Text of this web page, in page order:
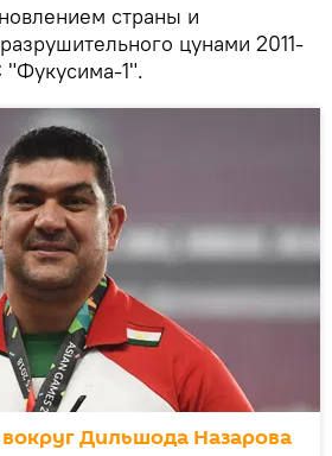
страны и
цунами 2011-
"Фукусима-1".
Дильшода Назарова